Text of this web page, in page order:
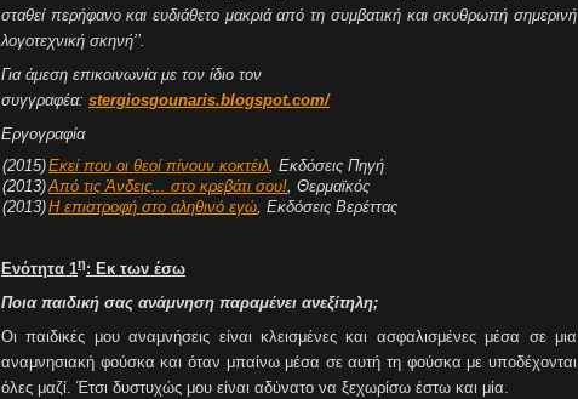
σταθεί περήφανο και ευδιάθετο μακριά από τη συμβατική και σκυθρωπή σημερινή
λογοτεχνική σκηνή’’.
Για άμεση επικοινωνία με τον ίδιο τον
συγγραφέα: stergiosgounaris.blogspot.com/
Εργογραφία
(2015)Εκεί που οι θεοί πίνουν κοκτέιλ, Εκδόσεις Πηγή
(2013)Από τις Άνδεις... στο κρεβάτι σου!, Θερμαϊκός
(2013)Η επιστροφή στο αληθινό εγώ, Εκδόσεις Βερέττας
Ενότητα 1η: Εκ των έσω
Ποια παιδική σας ανάμνηση παραμένει ανεξίτηλη;
Οι παιδικές μου αναμνήσεις είναι κλεισμένες και ασφαλισμένες μέσα σε μια
αναμνησιακή φούσκα και όταν μπαίνω μέσα σε αυτή τη φούσκα με υποδέχονται
όλες μαζί. Έτσι δυστυχώς μου είναι αδύνατο να ξεχωρίσω έστω και μία.